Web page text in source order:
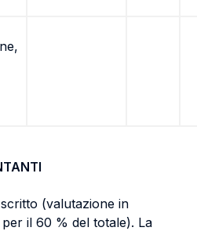
(valutazione in
il 60 % del totale). La